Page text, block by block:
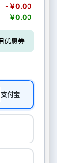
-￥0.00
￥0.00
优惠券
支付宝